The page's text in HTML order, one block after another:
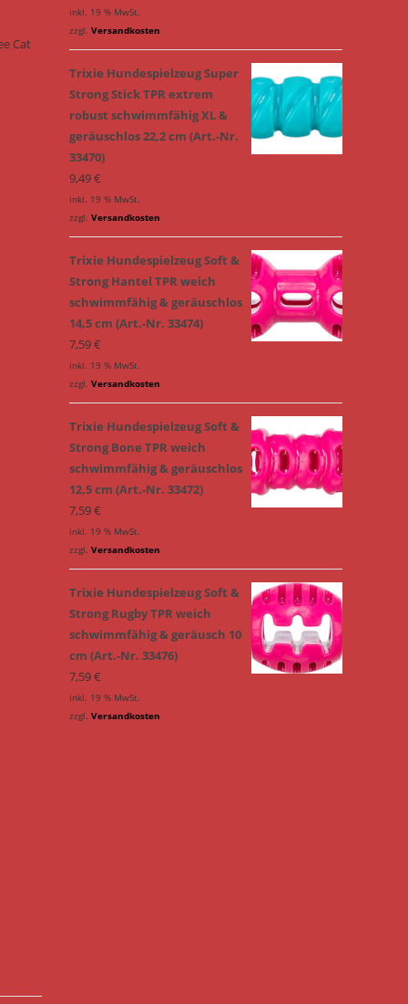
Cat
inkl. 19 % MwSt.
zzgl. Versandkosten
Trixie Hundespielzeug Super
Strong Stick TPR extrem
robust schwimmfähig XL &
geräuschlos 22,2 cm (Art.-Nr.
33470)
9,49€
inkl. 19 % MwSt.
zzgl. Versandkosten
Trixie Hundespielzeug Soft &
Strong Hantel TPR weich
schwimmfähig & geräuschlos
14,5 cm (Art.-Nr. 33474)
7,59€
inkl. 19 % MwSt.
zzgl. Versandkosten
Trixie Hundespielzeug Soft &
Strong Bone TPR weich
schwimmfähig & geräuschlos
12,5 cm (Art.-Nr. 33472)
7,59€
inkl. 19 % MwSt.
zzgl. Versandkosten
Trixie Hundespielzeug Soft &
Strong Rugby TPR weich
schwimmfähig & geräusch 10
cm (Art.-Nr. 33476)
7,59€
inkl. 19 % MwSt.
zzgl. Versandkosten